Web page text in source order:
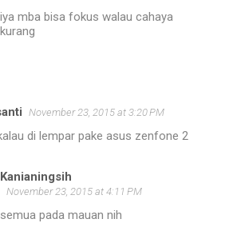
iya mba bisa fokus walau cahaya
kurang
November 23, 2015 at 3:20 PM
di lempar pake asus zenfone 2
Kanianingsih
November 23, 2015 at 4:11 PM
semua pada mauan nih